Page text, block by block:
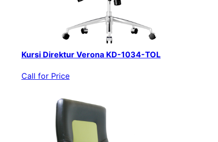
Kursi Direktur Verona KD-1034-TOL
Call for Price